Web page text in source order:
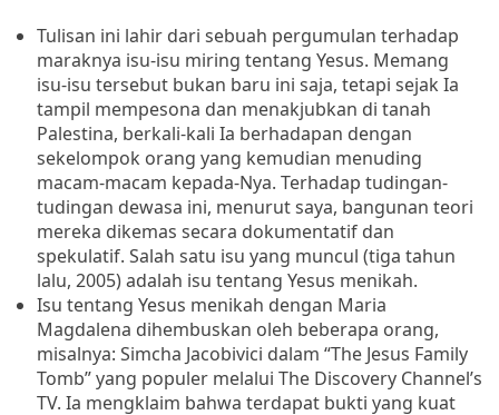
Tulisan ini lahir dari sebuah pergumulan terhadap
maraknya isu-isu miring tentang Yesus. Memang
isu-isu tersebut bukan baru ini saja, tetapi sejak Ia
tampil mempesona dan menakjubkan di tanah
Palestina, berkali-kali Ia berhadapan dengan
sekelompok orang yang kemudian menuding
macam-macam kepada-Nya. Terhadap tudingan-
tudingan dewasa ini, menurut saya, bangunan teori
mereka dikemas secara dokumentatif dan
spekulatif. Salah satu isu yang muncul (tiga tahun
lalu, 2005) adalah isu tentang Yesus menikah.
Isu tentang Yesus menikah dengan Maria
Magdalena dihembuskan oleh beberapa orang,
misalnya: Simcha Jacobivici dalam “The Jesus Family
Tomb” yang populer melalui The Discovery Channel’s
TV. Ia mengklaim bahwa terdapat bukti yang kuat